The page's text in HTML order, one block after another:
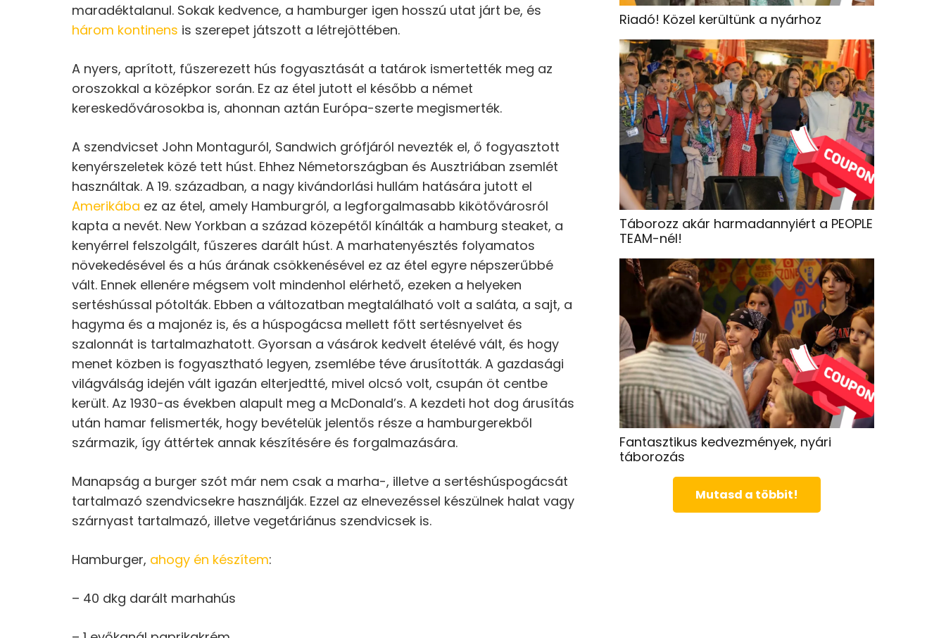
maradéktalanul. Sokak kedvence, a hamburger igen hosszú utat járt be, és
három kontinens is szerepet játszott a létrejöttében.
A nyers, aprított, fűszerezett hús fogyasztását a tatárok ismertették meg az
oroszokkal a középkor során. Ez az étel jutott el később a német
kereskedővárosokba is, ahonnan aztán Európa-szerte megismerték.
A szendvicset John Montaguról, Sandwich grófjáról nevezték el, ő fogyasztott
kenyérszeletek közé tett húst. Ehhez Németországban és Ausztriában zsemlét
használtak. A 19. században, a nagy kivándorlási hullám hatására jutott el
Amerikába ez az étel, amely Hamburgról, a legforgalmasabb kikötővárosról
kapta a nevét. New Yorkban a század közepétől kínálták a hamburg steaket, a
kenyérrel felszolgált, fűszeres darált húst. A marhatenyésztés folyamatos
növekedésével és a hús árának csökkenésével ez az étel egyre népszerűbbé
vált. Ennek ellenére mégsem volt mindenhol elérhető, ezeken a helyeken
sertéshússal pótolták. Ebben a változatban megtalálható volt a saláta, a sajt, a
hagyma és a majonéz is, és a húspogácsa mellett főtt sertésnyelvet és
szalonnát is tartalmazhatott. Gyorsan a vásárok kedvelt ételévé vált, és hogy
menet közben is fogyasztható legyen, zsemlébe téve árusították. A gazdasági
világválság idején vált igazán elterjedtté, mivel olcsó volt, csupán öt centbe
került. Az 1930-as években alapult meg a McDonald’s. A kezdeti hot dog árusítás
után hamar felismerték, hogy bevételük jelentős része a hamburgerekből
származik, így áttértek annak készítésére és forgalmazására.
Manapság a burger szót már nem csak a marha-, illetve a sertéshúspogácsát
tartalmazó szendvicsekre használják. Ezzel az elnevezéssel készülnek halat vagy
szárnyast tartalmazó, illetve vegetáriánus szendvicsek is.
Hamburger, ahogy én készítem:
– 40 dkg darált marhahús
Riadó! Közel kerültünk a nyárhoz
Táborozz akár harmadannyiért a PEOPLE
TEAM-nél!
Fantasztikus kedvezmények, nyári
táborozás
Mutasd a többit!